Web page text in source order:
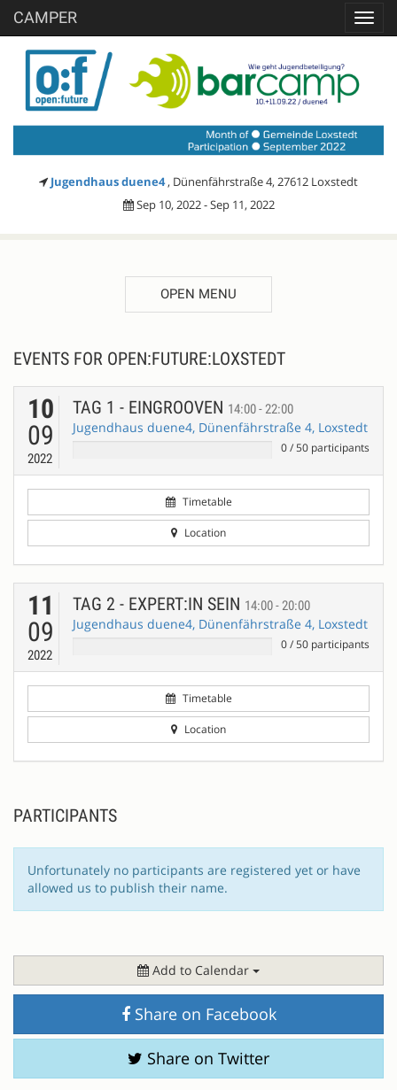
CAMPER
Jugendhaus duene4 , Dünenfährstraße 4, 27612 Loxstedt
Sep 10, 2022 - Sep 11, 2022
OPEN MENU
EVENTS FOR OPEN:FUTURE:LOXSTEDT
10
09
2022
TAG 1 - EINGROOVEN 14:00 - 22:00
Jugendhaus duene4, Dünenfährstraße 4, Loxstedt
0/50 participants
Timetable
Location
11
09
2022
TAG 2 - EXPERT:IN SEIN 14:00 - 20:00
Jugendhaus duene4, Dünenfährstraße 4, Loxstedt
0/50 participants
Timetable
Location
PARTICIPANTS
Unfortunately no participants are registered yet or have
allowed us to publish their name.
Add to Calendar
Share on Facebook
Share on Twitter